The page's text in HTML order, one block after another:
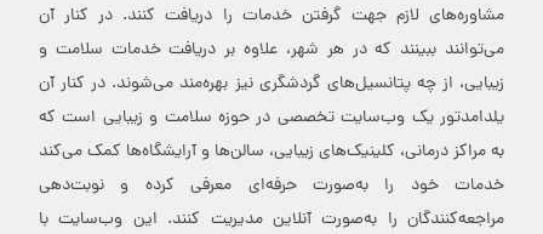
مشاوره‌های لازم جهت گرفتن خدمات را دریافت کنند. در کنار آن
می‌توانند ببینند که در هر شهر، علاوه بر دریافت خدمات سلامت و
زیبایی، از چه پتانسیل‌های گردشگری نیز بهره‌مند می‌شوند. در کنار آن
یلدامدتور یک وب‌سایت تخصصی در حوزه سلامت و زیبایی است که
به مراکز درمانی، کلینیک‌های زیبایی، سالن‌ها و آرایشگاه‌ها کمک می‌کند
خدمات خود را به‌صورت حرفه‌ای معرفی کرده و نوبت‌دهی
مراجعه‌کنندگان را به‌صورت آنلاین مدیریت کنند. این وب‌سایت با